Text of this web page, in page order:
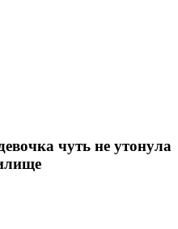
чуть не утонула